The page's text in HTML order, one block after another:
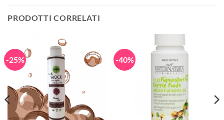
PRODOTTI CORRELATI
-25% -40%